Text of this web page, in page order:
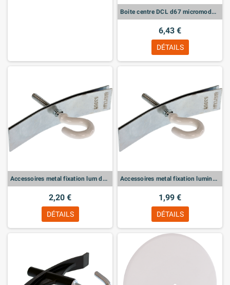
Boite centre DCL d67 micromodules
6,43 €
DÉTAILS
Accessoires metal fixation lum d95
2,20 €
DÉTAILS
Accessoires metal fixation luminaire
1,99 €
DÉTAILS